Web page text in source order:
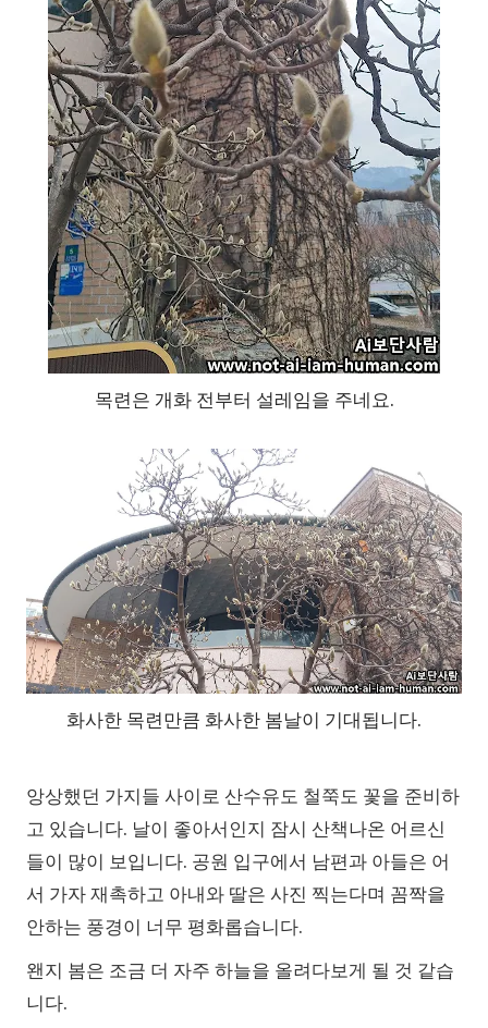
목련은 개화 전부터 설레임을 주네요.
화사한 목련만큼 화사한 봄날이 기대됩니다.
앙상했던 가지들 사이로 산수유도 철쭉도 꽃을 준비하
고 있습니다. 날이 좋아서인지 잠시 산책나온 어르신
들이 많이 보입니다. 공원 입구에서 남편과 아들은 어
서 가자 재촉하고 아내와 딸은 사진 찍는다며 꼼짝을
안하는 풍경이 너무 평화롭습니다.
왠지 봄은 조금 더 자주 하늘을 올려다보게 될 것 같습
니다.